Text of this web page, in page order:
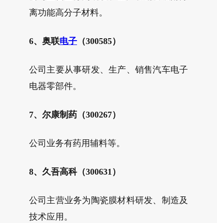
离功能高分子材料。
6、奥联电子 （300585）
公司主要从事研发、生产、销售汽车电子
电器零部件。
7、尔康制药（300267）
公司业务有药用辅料等。
8、久吾高科（300631）
公司主营业务为陶瓷膜材料研发、制造及
技术应用。